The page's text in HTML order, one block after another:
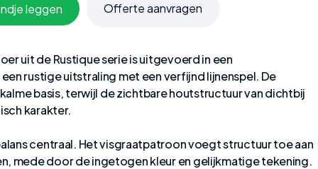
leggen Offerte aanvragen
uit de Rustique serie is uitgevoerd in een
rustige uitstraling met een verfijnd lijnenspel. De
basis, terwijl de zichtbare houtstructuur van dichtbij
karakter.
centraal. Het visgraatpatroon voegt structuur toe aan
mede door de ingetogen kleur en gelijkmatige tekening.